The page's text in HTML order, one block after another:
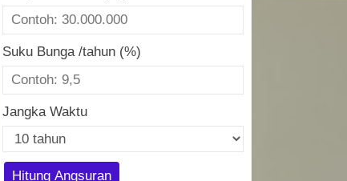
Suku Bunga /tahun (%)
Jangka Waktu
Hitung Angsuran